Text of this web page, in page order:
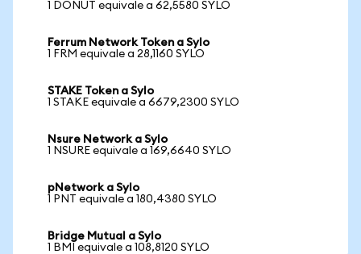
1 DONUT equivale a 62,5580 SYLO
Ferrum Network Token a Sylo
1 FRM equivale a 28,1160 SYLO
STAKE Token a Sylo
1 STAKE equivale a 6679,2300 SYLO
Nsure Network a Sylo
1 NSURE equivale a 169,6640 SYLO
pNetwork a Sylo
1 PNT equivale a 180,4380 SYLO
Bridge Mutual a Sylo
1 BMI equivale a 108,8120 SYLO